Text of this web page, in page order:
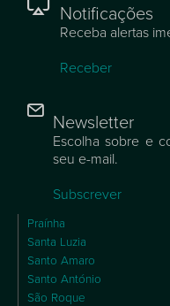
Notificações
Receba alertas
Receber
Newsletter
Escolha sobre e
seu e-mail.
Subscrever
Praínha
Santa Luzia
Santo Amaro
Santo António
São Roque